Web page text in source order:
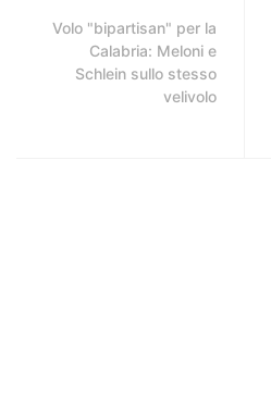
Volo "bipartisan" per la
Calabria: Meloni e
Schlein sullo stesso
velivolo